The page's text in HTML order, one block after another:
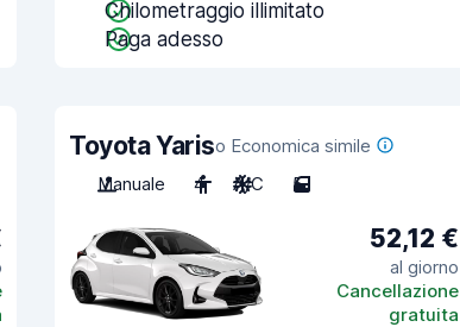
Chilometraggio illimitato
Paga adesso
Toyota Yariso Economica simile
Manuale
4 A/C 5
52,12 €
al giorno
Cancellazione
gratuita